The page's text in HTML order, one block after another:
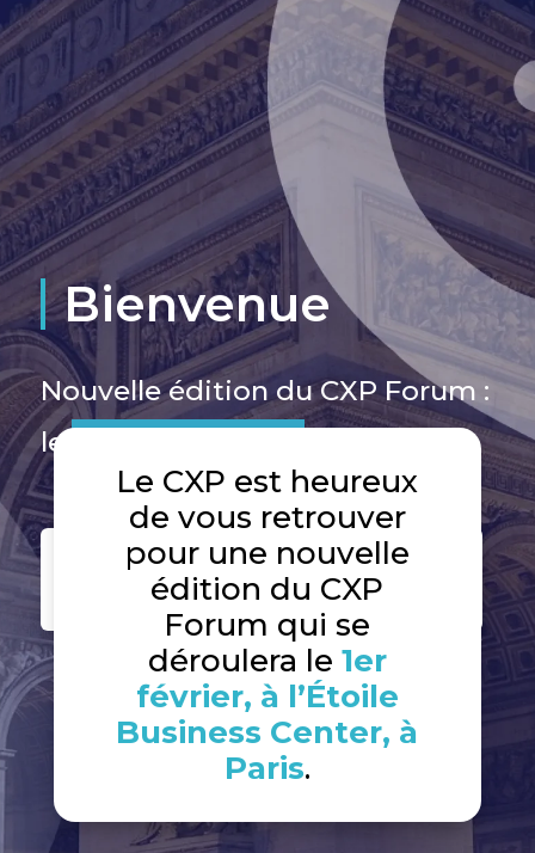
Bienvenue
Nouvelle édition du CXP Forum :
le
Les progiciels à l’heure de
l’IA
Le CXP est heureux
de vous retrouver
pour une nouvelle
édition du CXP
Forum qui se
déroulera le 1er
février, à l’Étoile
Business Center, à
Paris.